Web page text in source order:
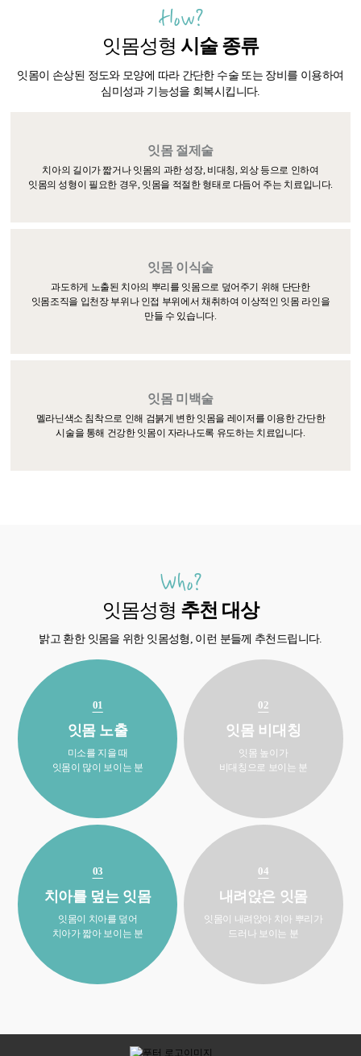
How?
잇몸성형 시술 종류
잇몸이 손상된 정도와 모양에 따라 간단한 수술 또는 장비를 이용하여
심미성과 기능성을 회복시킵니다.
잇몸 절제술
치아의 길이가 짧거나 잇몸의 과한 성장, 비대칭, 외상 등으로 인하여
잇몸의 성형이 필요한 경우, 잇몸을 적절한 형태로 다듬어 주는 치료입니다.
잇몸 이식술
과도하게 노출된 치아의 뿌리를 잇몸으로 덮어주기 위해 단단한
잇몸조직을 입천장 부위나 인접 부위에서 채취하여 이상적인 잇몸 라인을
만들 수 있습니다.
잇몸 미백술
멜라닌색소 침착으로 인해 검붉게 변한 잇몸을 레이저를 이용한 간단한
시술을 통해 건강한 잇몸이 자라나도록 유도하는 치료입니다.
Who?
잇몸성형 추천 대상
밝고 환한 잇몸을 위한 잇몸성형, 이런 분들께 추천드립니다.
01
잇몸 노출
미소를 지을 때
잇몸이 많이 보이는 분
02
잇몸 비대칭
잇몸 높이가
비대칭으로 보이는 분
03
치아를 덮는 잇몸
잇몸이 치아를 덮어
치아가 짧아 보이는 분
04
내려앉은 잇몸
잇몸이 내려앉아 치아 뿌리가
드러나 보이는 분